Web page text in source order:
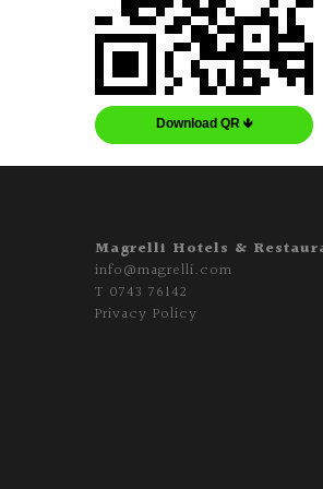
Download QR 🡻
Magrelli Hotels &
info@magrelli.com
T 0743 76142
Privacy Policy